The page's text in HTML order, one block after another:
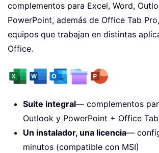
complementos para Excel, Word,
PowerPoint, además de Office Tab
equipos que trabajan en distintas
Office.
Suite integral— complementos
Outlook y PowerPoint + Office
Un instalador, una licencia—
minutos (compatible con MSI)